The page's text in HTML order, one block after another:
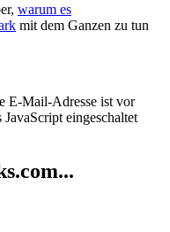
warum es
mit dem Ganzen zu tun
E-Mail-Adresse ist vor
eingeschaltet